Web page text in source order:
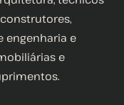
prova de falhas!
agora, é
tempo, a questão é
em seus
engenharia e
e